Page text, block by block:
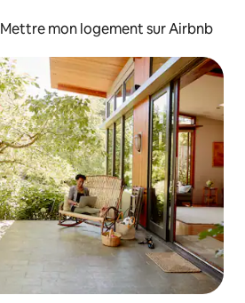
Mettre mon logement sur Airbnb